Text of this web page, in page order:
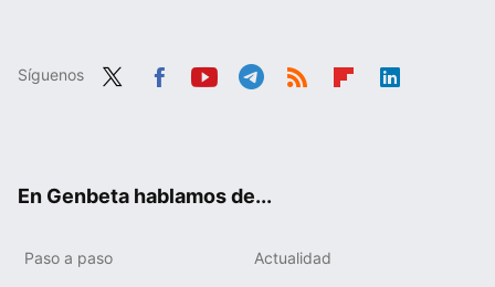
Síguenos
En Genbeta hablamos de...
Paso a paso Actualidad